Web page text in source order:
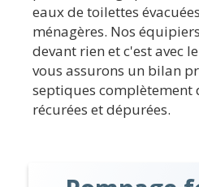
eaux de toilettes
ménagères. Nos
devant rien et c'est avec
vous assurons un bilan
septiques complètement
récurées et dépurées.